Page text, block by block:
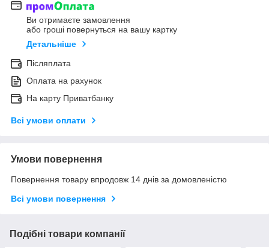
Ви отримаєте замовлення
або гроші повернуться на вашу картку
Детальніше
Післяплата
Оплата на рахунок
На карту Приватбанку
Всі умови оплати
Умови повернення
Повернення товару впродовж 14 днів за домовленістю
Всі умови повернення
Подібні товари компанії